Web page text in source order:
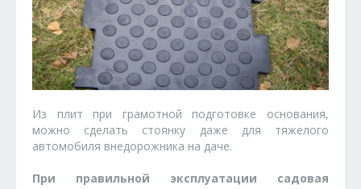
Из плит при грамотной подготовке основания,
можно сделать стоянку даже для тяжелого
автомобиля внедорожника на даче.
При правильной эксплуатации садовая